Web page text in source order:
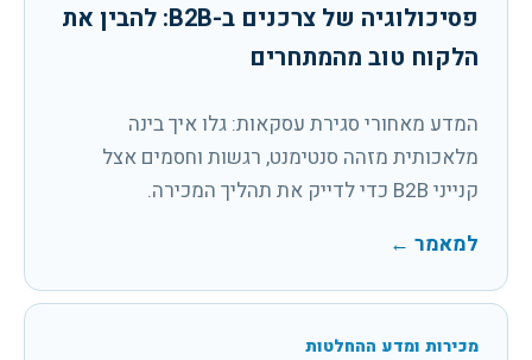
פסיכולוגיה של צרכנים ב-B2B: להבין את
הלקוח טוב מהמתחרים
המדע מאחורי סגירת עסקאות: גלו איך בינה
מלאכותית מזהה סנטימנט, רגשות וחסמים אצל
קנייני B2B כדי לדייק את תהליך המכירה.
למאמר ←
מכירות ומדע ההחלטות